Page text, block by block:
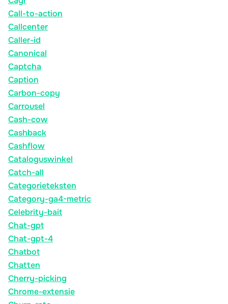
Call-to-action
Callcenter
Caller-id
Canonical
Captcha
Caption
Carbon-copy
Carrousel
Cash-cow
Cashback
Cashflow
Cataloguswinkel
Catch-all
Categorieteksten
Category-ga4-metric
Celebrity-bait
Chat-gpt
Chat-gpt-4
Chatbot
Chatten
Cherry-picking
Chrome-extensie